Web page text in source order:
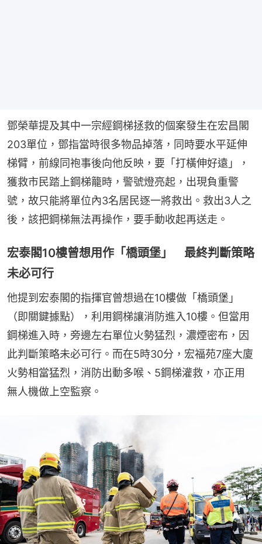
鄧榮華提及其中一宗經鋼梯拯救的個案發生在宏昌閣
203單位，鄧指當時很多物品掉落，同時要水平延伸
梯臂，前線同袍事後向他反映，要「打橫伸好遠」，
獲救市民踏上鋼梯籠時，警號燈亮起，出現負重警
號，故只能將單位內3名居民逐一將救出。救出3人之
後，該把鋼梯無法再操作，要手動收起再送走。
宏泰閣10樓曾想用作「橋頭堡」 最終判斷策略
未必可行
他提到宏泰閣的指揮官曾想過在10樓做「橋頭堡」
（即關鍵據點），利用鋼梯讓消防進入10樓。但當用
鋼梯進入時，旁邊左右單位火勢猛烈，濃煙密布，因
此判斷策略未必可行。而在5時30分，宏福苑7座大廈
火勢相當猛烈，消防出動多喉、5鋼梯灌救，亦正用
無人機做上空監察。